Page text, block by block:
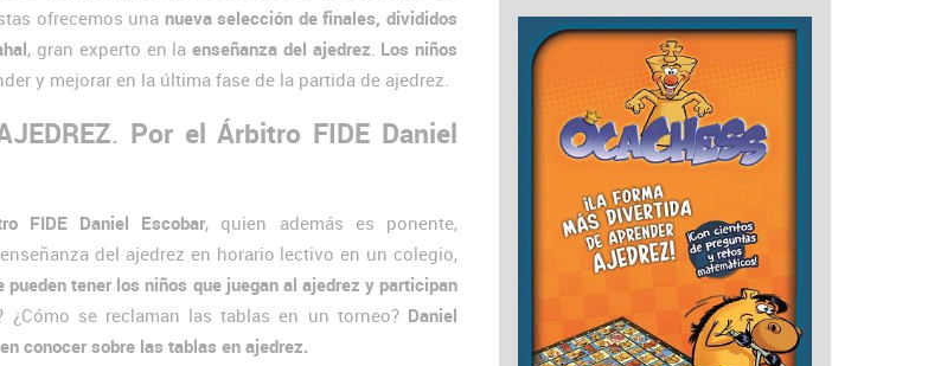
ofrecemos una nueva selección de finales, divididos
, gran experto en la enseñanza del ajedrez Los niños
y mejorar en la última fase de la partida de ajedrez.
. Por el Árbitro FIDE Daniel
FIDE Daniel Escobar, quien además es ponente,
del ajedrez en horario lectivo en un colegio,
tener los niños que juegan al ajedrez y participan
¿Cómo se reclaman las tablas en un torneo? Daniel
conocer sobre las tablas en ajedrez.